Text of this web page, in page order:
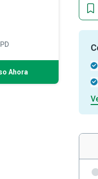
Ahora